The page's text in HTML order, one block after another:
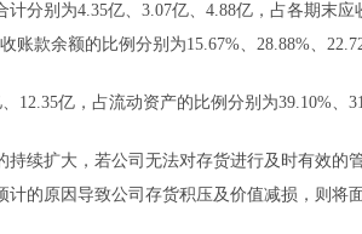
分别为4.35亿、3.07亿、4.88亿，占各期末
款余额的比例分别为15.67%、28.88%、
亿，占流动资产的比例分别为39.10%、
续扩大，若公司无法对存货进行及时有效的
的原因导致公司存货积压及价值减损，则将